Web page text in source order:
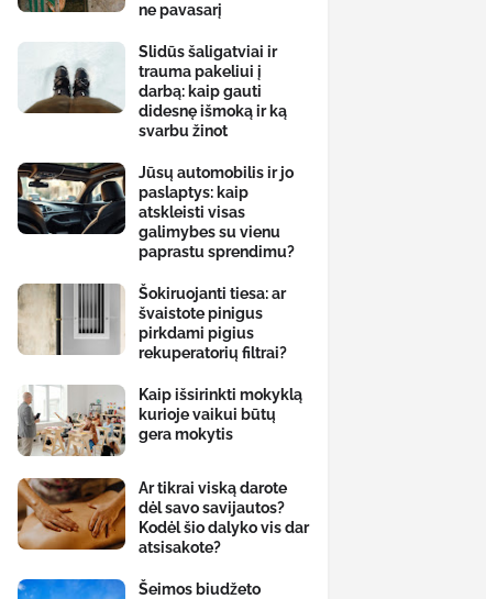
ne pavasarį
Slidūs šaligatviai ir
trauma pakeliui į
darbą: kaip gauti
didesnę išmoką ir ką
svarbu žinot
Jūsų automobilis ir jo
paslaptys: kaip
atskleisti visas
galimybes su vienu
paprastu sprendimu?
Šokiruojanti tiesa: ar
švaistote pinigus
pirkdami pigius
rekuperatorių filtrai?
Kaip išsirinkti mokyklą
kurioje vaikui būtų
gera mokytis
Ar tikrai viską darote
dėl savo savijautos?
Kodėl šio dalyko vis dar
atsisakote?
Šeimos biudžeto